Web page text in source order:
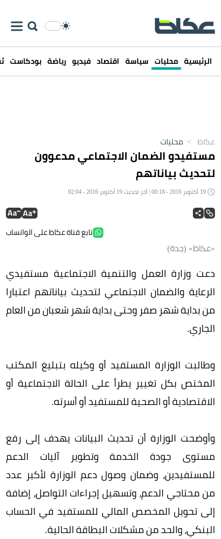
الرئيسية محليات سياسة اقتصاد فيديو رياضة بودكاست
عكاظ > محليات
مستفيدو الضمان الاجتماعي مدعوون
لتحديث بياناتهم
تابع قناة عكاظ على الواتساب
«عكاظ» (جدة)
دعت وزارة العمل والتنمية الاجتماعية مستفيدي
الرعاية والضمان الاجتماعي لتحديث بياناتهم اعتبارا
من بداية شهر صفر وحتى بداية شهر شعبان من العام
الجاري.
وطالبت الوزارة المستفيد أو وكيله بتبليغ المكتب
المختص بكل تغيير يطرأ على الحالة الاجتماعية أو
الاقتصادية أو الصحية للمستفيد أو أسرته.
وأوضحت الوزارة أن تحديث البيانات يهدف إلى رفع
مستوى جودة الخدمة وتطوير آليات الدعم
للمستفيدين، وضمان وصول دعم الوزارة لأكبر عدد
من محتاجي الدعم، وتسهيل إجراءات التواصل، إضافة
إلى تحويل المخصص المالي للمستفيد في الحساب
البنكي، والحد من مشكلات البطاقة الحالية.